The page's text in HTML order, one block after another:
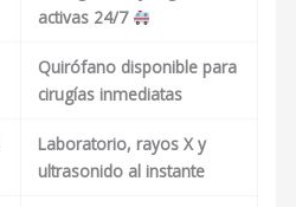
activas 24/7
Quirófano disponible para
cirugías inmediatas
Laboratorio, rayos X y
ultrasonido al instante